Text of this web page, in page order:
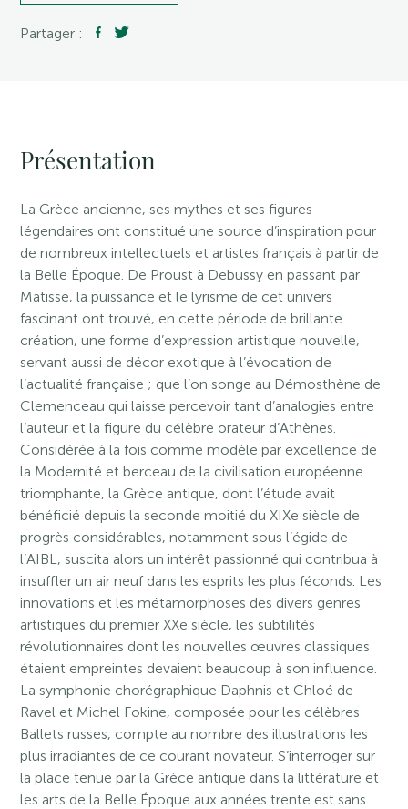
Partager :
Présentation
La Grèce ancienne, ses mythes et ses figures
légendaires ont constitué une source d’inspiration pour
de nombreux intellectuels et artistes français à partir de
la Belle Époque. De Proust à Debussy en passant par
Matisse, la puissance et le lyrisme de cet univers
fascinant ont trouvé, en cette période de brillante
création, une forme d’expression artistique nouvelle,
servant aussi de décor exotique à l’évocation de
l’actualité française ; que l’on songe au Démosthène de
Clemenceau qui laisse percevoir tant d’analogies entre
l’auteur et la figure du célèbre orateur d’Athènes.
Considérée à la fois comme modèle par excellence de
la Modernité et berceau de la civilisation européenne
triomphante, la Grèce antique, dont l’étude avait
bénéficié depuis la seconde moitié du XIXe siècle de
progrès considérables, notamment sous l’égide de
l’AIBL, suscita alors un intérêt passionné qui contribua à
insuffler un air neuf dans les esprits les plus féconds. Les
innovations et les métamorphoses des divers genres
artistiques du premier XXe siècle, les subtilités
révolutionnaires dont les nouvelles œuvres classiques
étaient empreintes devaient beaucoup à son influence.
La symphonie chorégraphique Daphnis et Chloé de
Ravel et Michel Fokine, composée pour les célèbres
Ballets russes, compte au nombre des illustrations les
plus irradiantes de ce courant novateur. S’interroger sur
la place tenue par la Grèce antique dans la littérature et
les arts de la Belle Époque aux années trente est sans